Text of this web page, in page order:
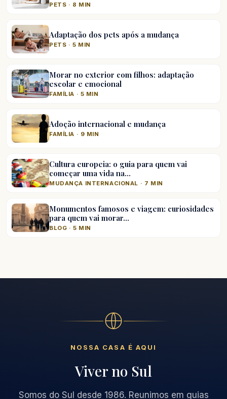
PETS · 8 MIN
Adaptação dos pets após a mudança
PETS · 5 MIN
Morar no exterior com filhos: adaptação
escolar e emocional
FAMÍLIA · 5 MIN
Adoção internacional e mudança
FAMÍLIA · 9 MIN
Cultura europeia: o guia para quem vai
começar uma vida na…
MUDANÇA INTERNACIONAL · 7 MIN
Monumentos famosos e viagem: curiosidades
para quem vai morar…
BLOG · 5 MIN
NOSSA CASA É AQUI
Viver no Sul
Somos do Sul desde 1986. Reunimos em guias